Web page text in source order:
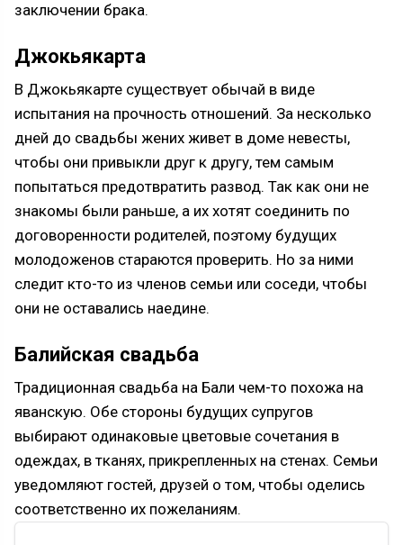
заключении брака.
Джокьякарта
В Джокьякарте существует обычай в виде
испытания на прочность отношений. За несколько
дней до свадьбы жених живет в доме невесты,
чтобы они привыкли друг к другу, тем самым
попытаться предотвратить развод. Так как они не
знакомы были раньше, а их хотят соединить по
договоренности родителей, поэтому будущих
молодоженов стараются проверить. Но за ними
следит кто-то из членов семьи или соседи, чтобы
они не оставались наедине.
Балийская свадьба
Традиционная свадьба на Бали чем-то похожа на
яванскую. Обе стороны будущих супругов
выбирают одинаковые цветовые сочетания в
одеждах, в тканях, прикрепленных на стенах. Семьи
уведомляют гостей, друзей о том, чтобы оделись
соответственно их пожеланиям.